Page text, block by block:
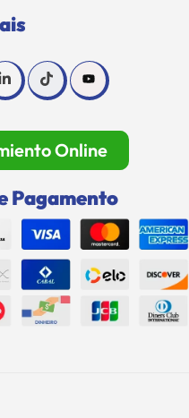
Online
Pagamento